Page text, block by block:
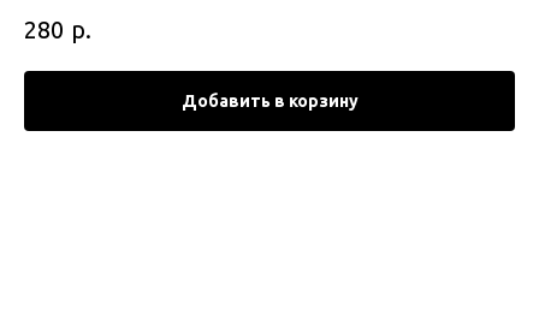
280 р.
Добавить в корзину